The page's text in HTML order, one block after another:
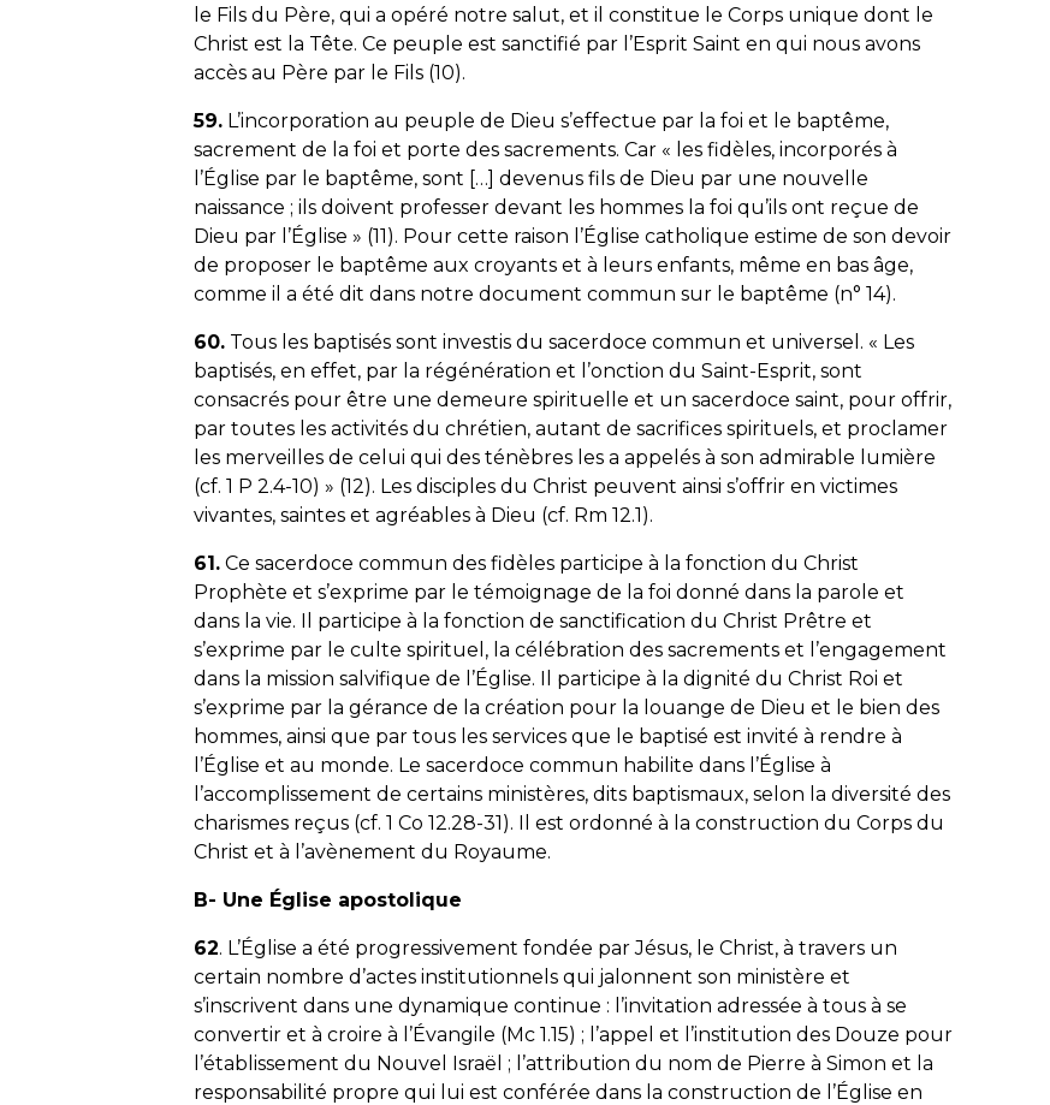
le Fils du Père, qui a opéré notre salut, et il constitue le Corps unique dont le
Christ est la Tête. Ce peuple est sanctifié par l’Esprit Saint en qui nous avons
accès au Père par le Fils (10).
59. L’incorporation au peuple de Dieu s’effectue par la foi et le baptême,
sacrement de la foi et porte des sacrements. Car « les fidèles, incorporés à
l’Église par le baptême, sont […] devenus fils de Dieu par une nouvelle
naissance ; ils doivent professer devant les hommes la foi qu’ils ont reçue de
Dieu par l’Église» (11). Pour cette raison l’Église catholique estime de son devoir
de proposer le baptême aux croyants et à leurs enfants, même en bas âge,
comme il a été dit dans notre document commun sur le baptême (n° 14).
60. Tous les baptisés sont investis du sacerdoce commun et universel. « Les
baptisés, en effet, par la régénération et l’onction du Saint-Esprit, sont
consacrés pour être une demeure spirituelle et un sacerdoce saint, pour offrir,
par toutes les activités du chrétien, autant de sacrifices spirituels, et proclamer
les merveilles de celui qui des ténèbres les a appelés à son admirable lumière
(cf. 1 P 2.4-10) » (12). Les disciples du Christ peuvent ainsi s’offrir en victimes
vivantes, saintes et agréables à Dieu (cf. Rm 12.1).
61. Ce sacerdoce commun des fidèles participe à la fonction du Christ
Prophète et s’exprime par le témoignage de la foi donné dans la parole et
dans la vie. Il participe à la fonction de sanctification du Christ Prêtre et
s’exprime par le culte spirituel, la célébration des sacrements et l’engagement
dans la mission salvifique de l’Église. Il participe à la dignité du Christ Roi et
s’exprime par la gérance de la création pour la louange de Dieu et le bien des
hommes, ainsi que par tous les services que le baptisé est invité à rendre à
l’Église et au monde. Le sacerdoce commun habilite dans l’Église à
l’accomplissement de certains ministères, dits baptismaux, selon la diversité des
charismes reçus (cf. 1 Co 12.28-31). Il est ordonné à la construction du Corps du
Christ et à l’avènement du Royaume.
B- Une Église apostolique
62. L’Église a été progressivement fondée par Jésus, le Christ, à travers un
certain nombre d’actes institutionnels qui jalonnent son ministère et
s’inscrivent dans une dynamique continue : l’invitation adressée à tous à se
convertir et à croire à l’Évangile (Mc 1.15) ; l’appel et l’institution des Douze pour
l’établissement du Nouvel Israël ; l’attribution du nom de Pierre à Simon et la
responsabilité propre qui lui est conférée dans la construction de l’Église en